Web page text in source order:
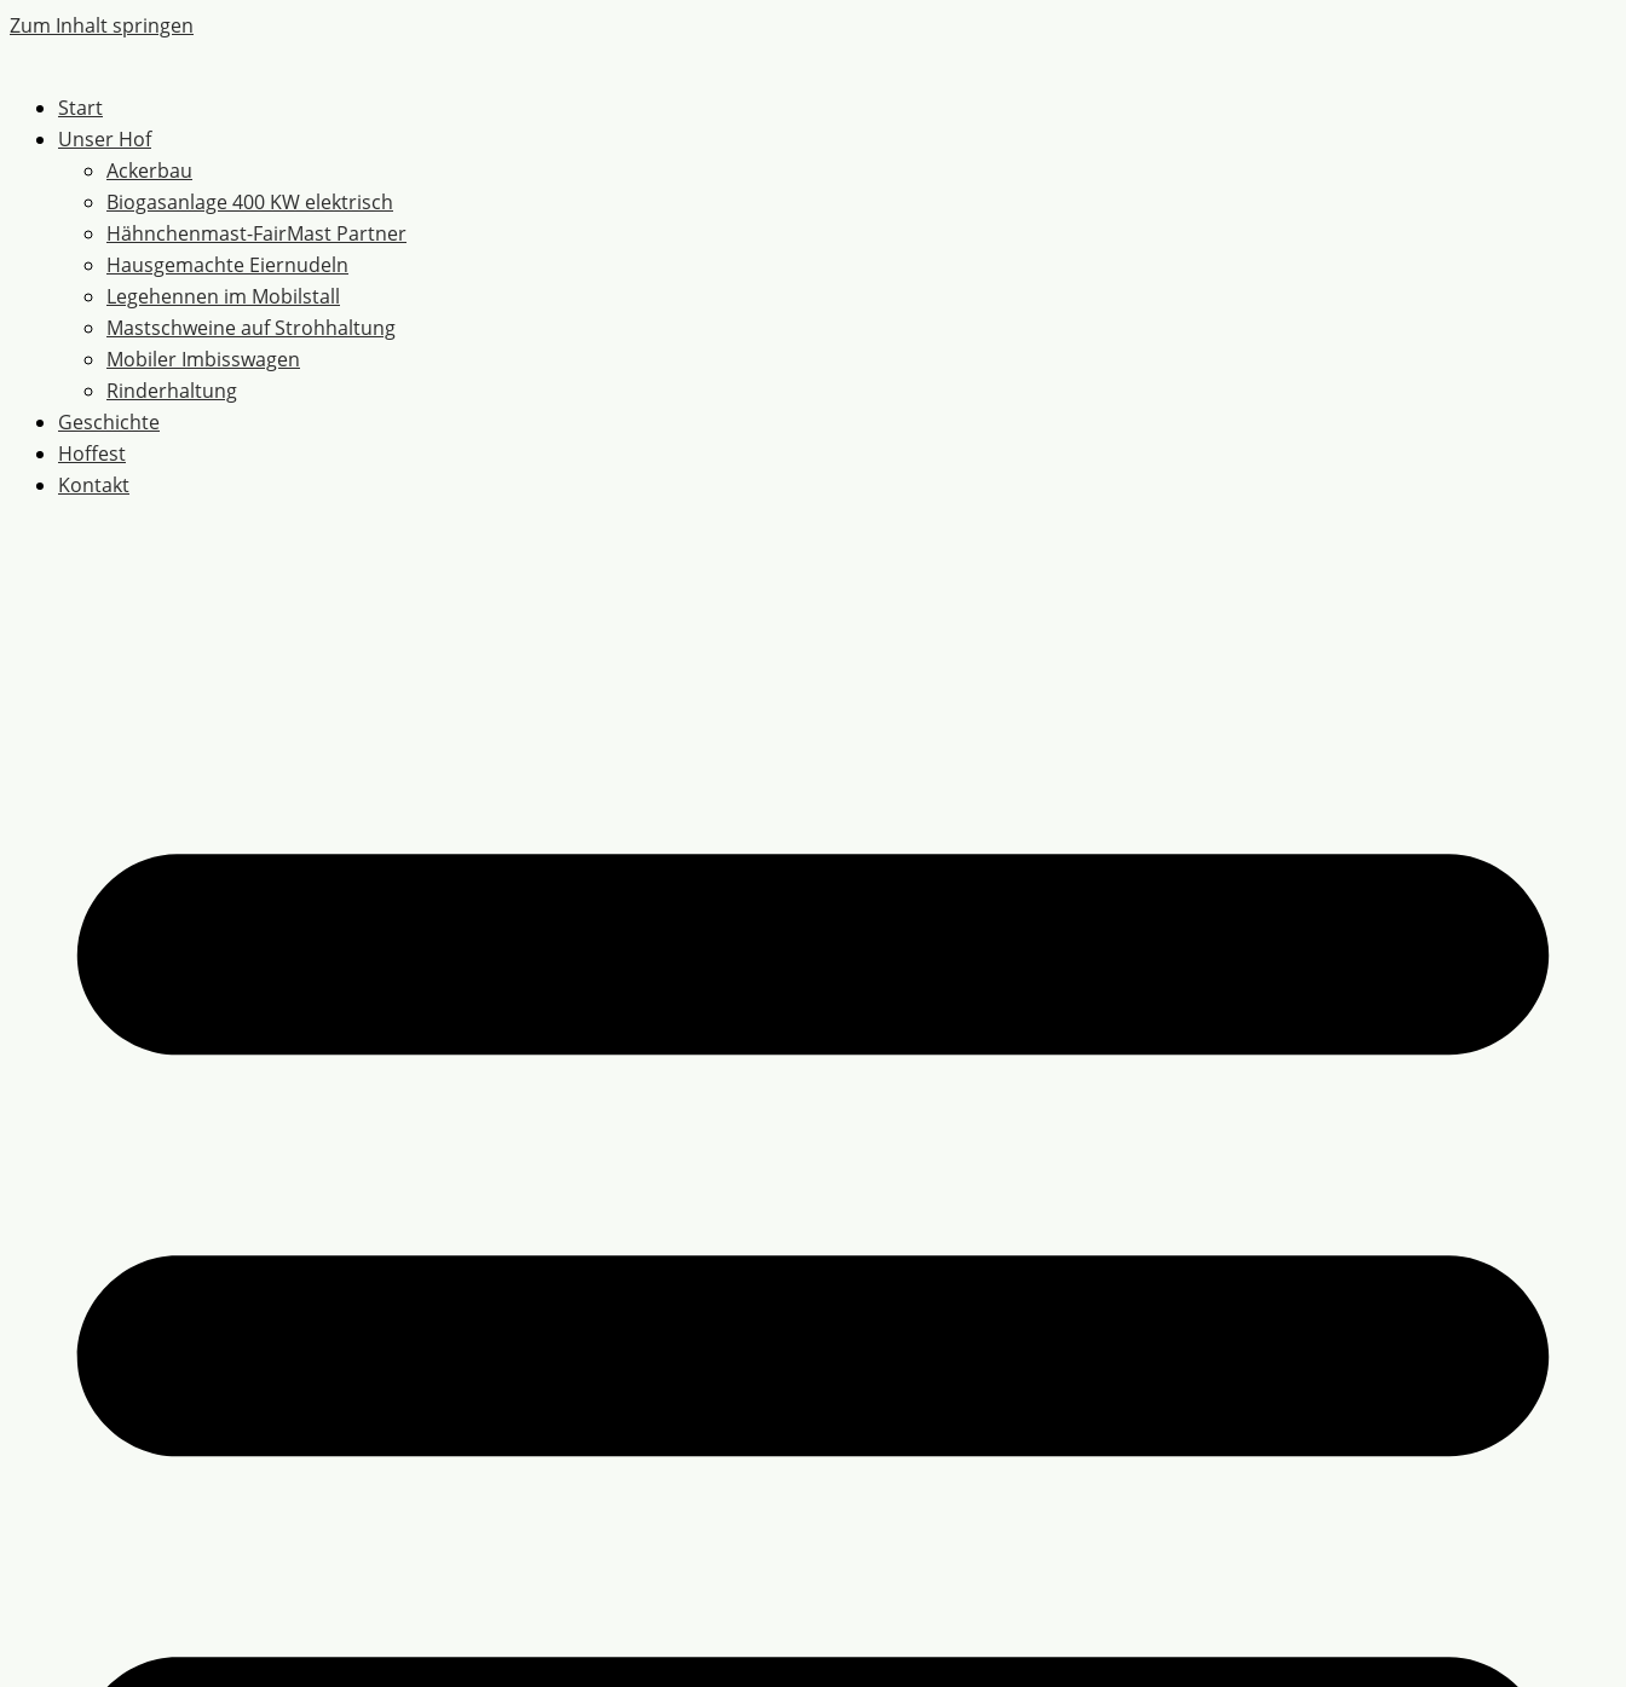
Zum Inhalt springen
Start
Unser Hof
Ackerbau
Biogasanlage 400 KW elektrisch
Hähnchenmast-FairMast Partner
Hausgemachte Eiernudeln
Legehennen im Mobilstall
Mastschweine auf Strohhaltung
Mobiler Imbisswagen
Rinderhaltung
Geschichte
Hoffest
Kontakt